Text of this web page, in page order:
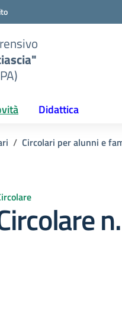
Didattica
Circolari per alunni e